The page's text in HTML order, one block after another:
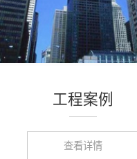
工程案例
查看详情